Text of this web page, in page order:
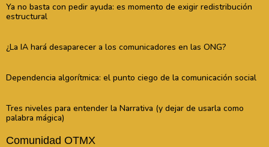
Ya no basta con pedir ayuda: es momento de exigir redistribución
estructural
¿La IA hará desaparecer a los comunicadores en las ONG?
Dependencia algorítmica: el punto ciego de la comunicación social
Tres niveles para entender la Narrativa (y dejar de usarla como
palabra mágica)
Comunidad OTMX